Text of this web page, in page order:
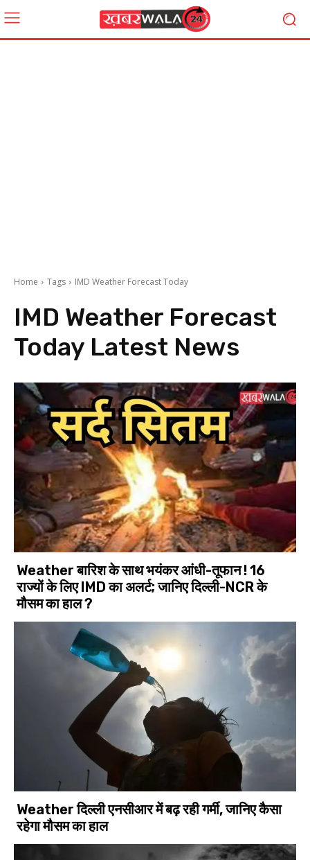
Home Tags IMD Weather Forecast Today
IMD Weather Forecast
Today Latest News
Weather बारिश के साथ भयंकर आंधी-तूफान ! 16
राज्यों के लिए IMD का अलर्ट; जानिए दिल्ली-NCR के
मौसम का हाल ?
Weather दिल्ली एनसीआर में बढ़ रही गर्मी, जानिए कैसा
रहेगा मौसम का हाल